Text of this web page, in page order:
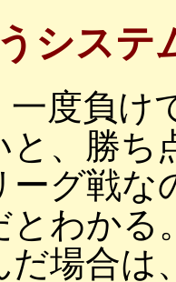
システ
一度負け
と、勝
ーグ戦な
とわかる
だ場合は